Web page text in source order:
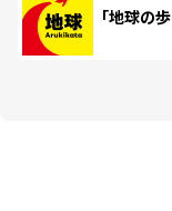
「地球の